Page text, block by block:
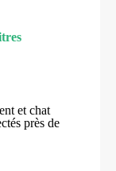
et chat
près de